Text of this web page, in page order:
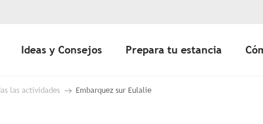
Ideas y Consejos Prepara tu estancia
las actividades Embarquez sur Eulalie